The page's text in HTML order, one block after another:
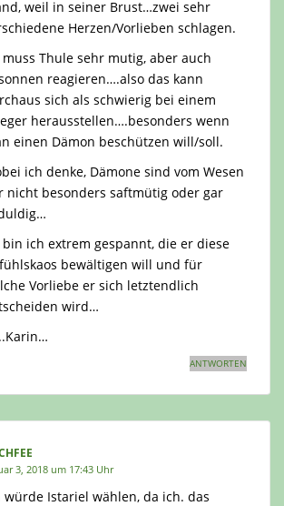
weil in seiner Brust…zwei sehr
Herzen/Vorlieben schlagen.
muss Thule sehr mutig, aber auch
reagieren….also das kann
sich als schwierig bei einem
herausstellen….besonders wenn
einen Dämon beschützen will/soll.
ich denke, Dämone sind vom Wesen
nicht besonders saftmütig oder gar
bin ich extrem gespannt, die er diese
bewältigen will und für
Vorliebe er sich letztendlich
wird…
ANTWORTEN
3, 2018 um 17:43 Uhr
würde Istariel wählen, da ich. das